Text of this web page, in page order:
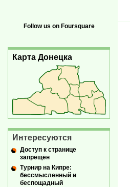
Follow us on Foursquare
Карта Донецка
Интересуются
Доступ к странице
запрещён
Турнир на Кипре:
бессмысленный и
беспощадный